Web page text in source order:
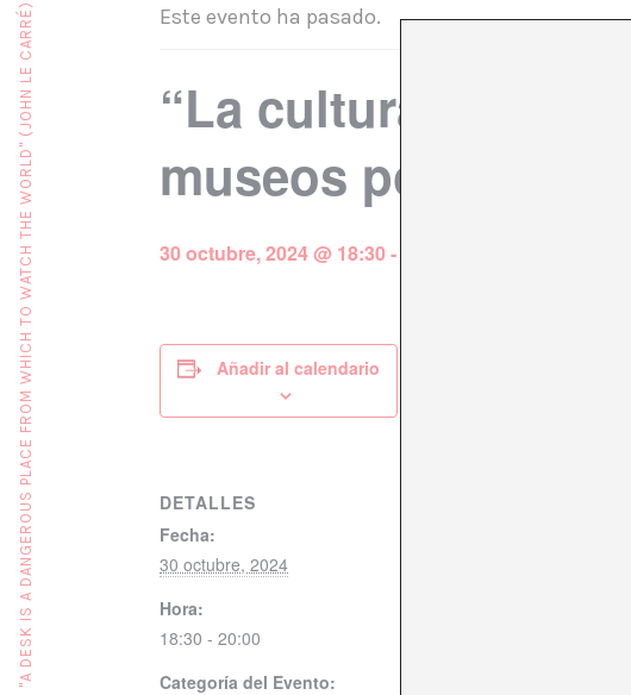
Este evento ha pasado.
“La cultura no es
museos podrían ser
30 octubre, 2024 @ 18:30-
Añadir al calendario
DETALLES
Fecha:
30 octubre, 2024
Hora:
18:30 - 20:00
Categoría del Evento:
"A DESK IS A DANGEROUS PLACE FROM WHICH TO WATCH THE WORLD" (JOHN LE CARRÉ)